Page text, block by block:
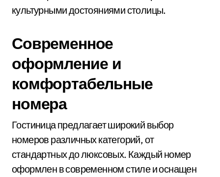
культурными достояниями столицы.
Современное
оформление и
комфортабельные
номера
Гостиница предлагает широкий выбор
номеров различных категорий, от
стандартных до люксовых. Каждый номер
оформлен в современном стиле и оснащен